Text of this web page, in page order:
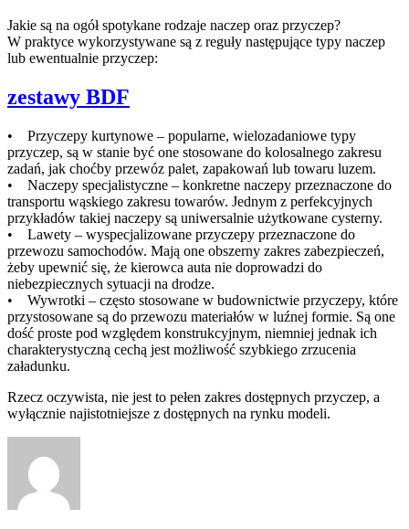
Jakie są na ogół spotykane rodzaje naczep oraz przyczep?
W praktyce wykorzystywane są z reguły następujące typy naczep
lub ewentualnie przyczep:
zestawy BDF
• Przyczepy kurtynowe – popularne, wielozadaniowe typy
przyczep, są w stanie być one stosowane do kolosalnego zakresu
zadań, jak choćby przewóz palet, zapakowań lub towaru luzem.
• Naczepy specjalistyczne – konkretne naczepy przeznaczone do
transportu wąskiego zakresu towarów. Jednym z perfekcyjnych
przykładów takiej naczepy są uniwersalnie użytkowane cysterny.
• Lawety – wyspecjalizowane przyczepy przeznaczone do
przewozu samochodów. Mają one obszerny zakres zabezpieczeń,
żeby upewnić się, że kierowca auta nie doprowadzi do
niebezpiecznych sytuacji na drodze.
• Wywrotki – często stosowane w budownictwie przyczepy, które
przystosowane są do przewozu materiałów w luźnej formie. Są one
dość proste pod względem konstrukcyjnym, niemniej jednak ich
charakterystyczną cechą jest możliwość szybkiego zrzucenia
załadunku.
Rzecz oczywista, nie jest to pełen zakres dostępnych przyczep, a
wyłącznie najistotniejsze z dostępnych na rynku modeli.